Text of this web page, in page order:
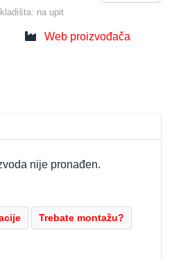
na upit
Web proizvođača
nije pronađen.